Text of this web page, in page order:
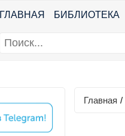
ГЛАВНАЯ БИБЛИОТЕКА
Главная /